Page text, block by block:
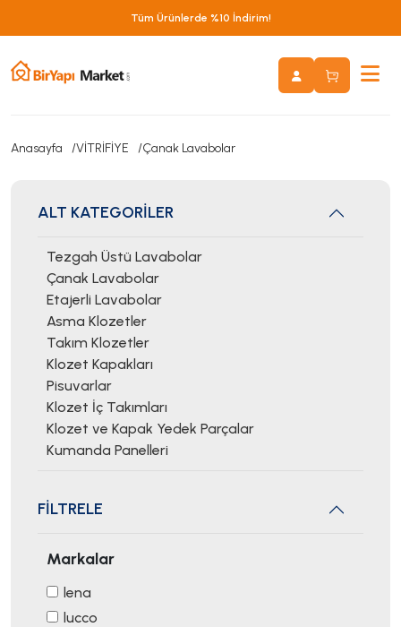
Tüm Ürünlerde %10 İndirim!
Anasayfa VİTRİFİYE Çanak Lavabolar
ALT KATEGORİLER
Tezgah Üstü Lavabolar
Çanak Lavabolar
Etajerli Lavabolar
Asma Klozetler
Takım Klozetler
Klozet Kapakları
Pisuvarlar
Klozet İç Takımları
Klozet ve Kapak Yedek Parçalar
Kumanda Panelleri
FİLTRELE
Markalar
lena
lucco